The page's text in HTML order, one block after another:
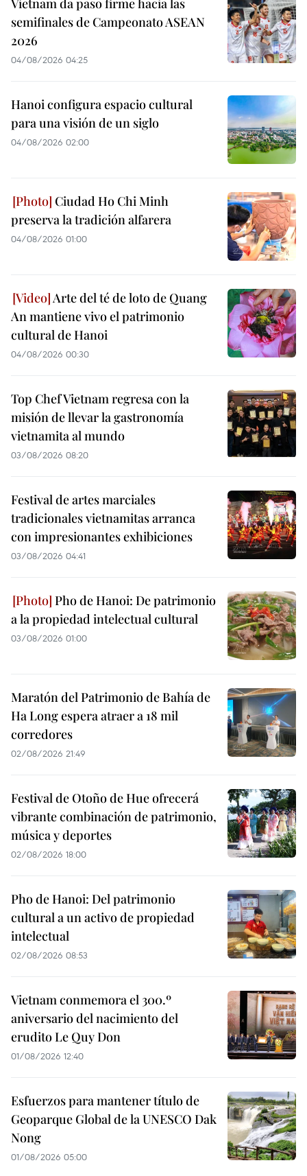
Vietnam da paso firme hacia las
semifinales de Campeonato ASEAN
2026
04/08/2026 04:25
Hanoi configura espacio cultural
para una visión de un siglo
04/08/2026 02:00
Ciudad Ho Chi Minh
preserva la tradición alfarera
04/08/2026 01:00
Arte del té de loto de Quang
An mantiene vivo el patrimonio
cultural de Hanoi
04/08/2026 00:30
Top Chef Vietnam regresa con la
misión de llevar la gastronomía
vietnamita al mundo
03/08/2026 08:20
Festival de artes marciales
tradicionales vietnamitas arranca
con impresionantes exhibiciones
03/08/2026 04:41
Pho de Hanoi: De patrimonio
a la propiedad intelectual cultural
03/08/2026 01:00
Maratón del Patrimonio de Bahía de
Ha Long espera atraer a 18 mil
corredores
02/08/2026 21:49
Festival de Otoño de Hue ofrecerá
vibrante combinación de patrimonio,
música y deportes
02/08/2026 18:00
Pho de Hanoi: Del patrimonio
cultural a un activo de propiedad
intelectual
02/08/2026 08:53
Vietnam conmemora el 300.º
aniversario del nacimiento del
erudito Le Quy Don
01/08/2026 12:40
Esfuerzos para mantener título de
Geoparque Global de la UNESCO Dak
Nong
01/08/2026 05:00